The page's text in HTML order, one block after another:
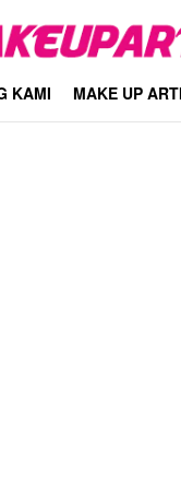
KAMI MAKE UP